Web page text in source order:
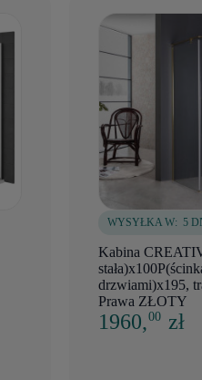
WYSYŁKA W: 5
Kabina
drzwiami)x195,
Prawa ZŁOTY
1960,00 zł